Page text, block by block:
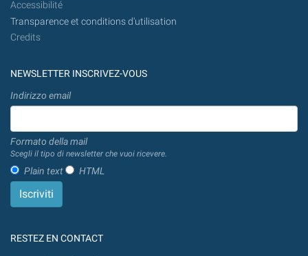
Accessibilité
Transparence et conditions d'utilisation
Credits
NEWSLETTER INSCRIVEZ-VOUS
Indirizzo email
Formato della mail
Scegli il tipo di newsletter che vuoi ricevere.
Plain text HTML
RESTEZ EN CONTACT